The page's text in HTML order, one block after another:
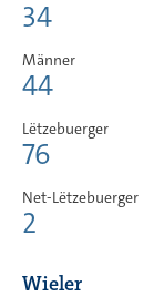
34
Männer
44
Lëtzebuerger
76
Net-Lëtzebuerger
2
Wieler